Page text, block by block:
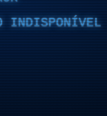
INDISPONÍVEL